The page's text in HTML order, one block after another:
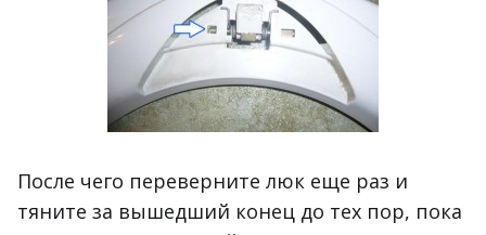
После чего переверните люк еще раз и
тяните за вышедший конец до тех пор, пока